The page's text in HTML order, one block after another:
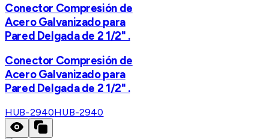
Conector Compresión de
Acero Galvanizado para
Pared Delgada de 2 1/2" .
Conector Compresión de
Acero Galvanizado para
Pared Delgada de 2 1/2" .
HUB-2940HUB-2940